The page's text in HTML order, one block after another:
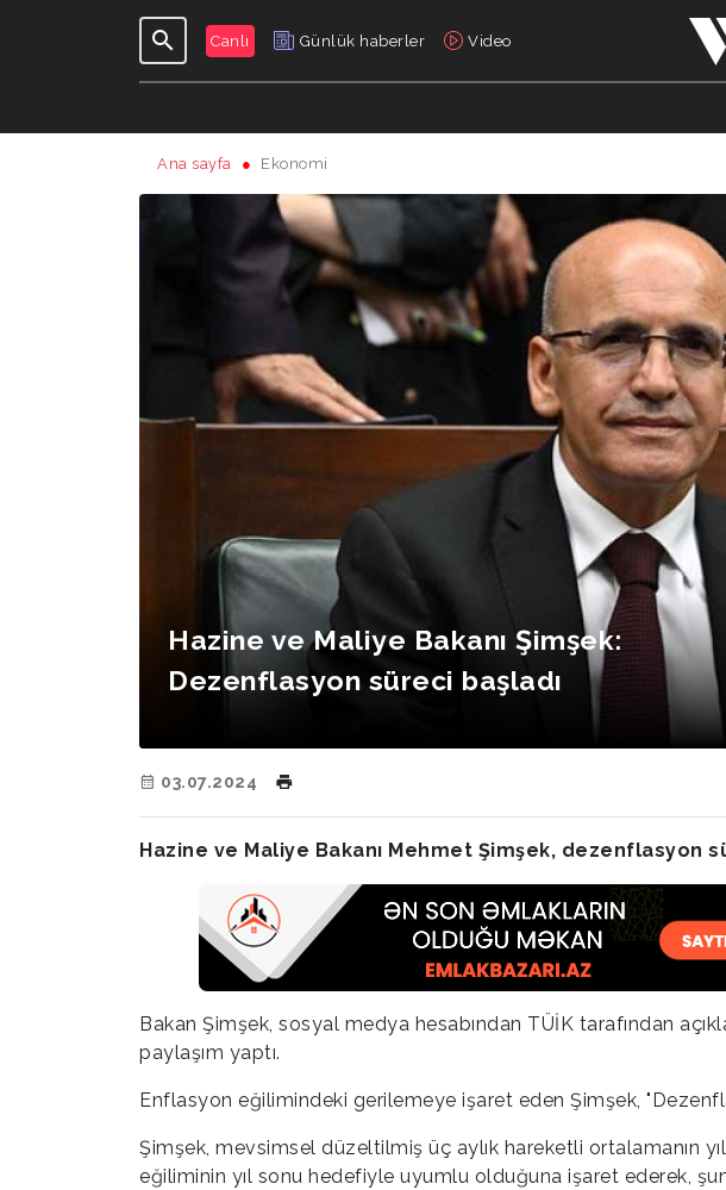
Canlı Günlük haberler Video
GÜNLÜK
Ana sayfa Ekonomi
Hazine ve Maliye Bakanı Şimşek:
Dezenflasyon süreci başladı
03.07.2024
Hazine ve Maliye Bakanı Mehmet Şimşek, dezenflasyon
Bakan Şimşek, sosyal medya hesabından TÜİK tarafından
paylaşım yaptı.
Enflasyon eğilimindeki gerilemeye işaret eden Şimşek,
Şimşek, mevsimsel düzeltilmiş üç aylık hareketli ortalamanın
eğiliminin yıl sonu hedefiyle uyumlu olduğuna işaret ederek,